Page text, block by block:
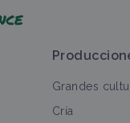
Grandes
Cría